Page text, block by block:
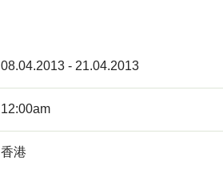
08.04.2013 - 21.04.2013
12:00am
香港